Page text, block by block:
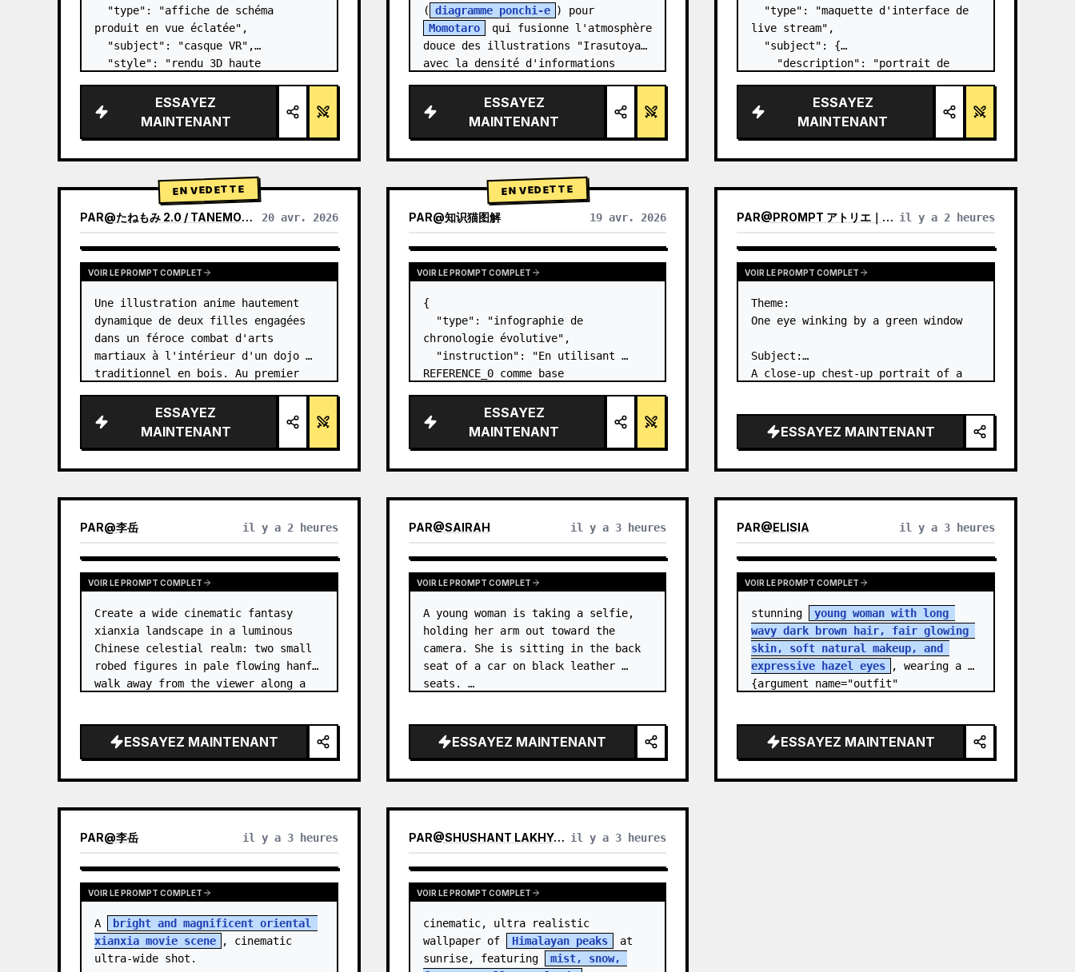
  "type": "affiche de schéma
produit en vue éclatée",
  "subject": "casque VR",
  "style": "rendu 3D haute
studio, accents lumineux",
  "background": "{argument
ESSAYEZ
MAINTENANT
( diagramme ponchi-e
) pour
Momotaro
qui fusionne l'atmosphère
douce des illustrations "Irasutoya"
avec la densité d'informations
ESSAYEZ
MAINTENANT
  "type": "maquette d'interface de
live stream",
  "subject": {
shirt noir avec un graphique
technique blanc",
ESSAYEZ
MAINTENANT
EN VEDETTE
PAR@たねもみ 2.0 / TANEMOMI VER2.0 20 avr. 2026
VOIR LE PROMPT COMPLET
Une illustration anime hautement
dynamique de deux filles engagées
dans un féroce combat d'arts
martiaux à l'intérieur d'un dojo
traditionnel en bois. Au premier
name="character 1 hair"
default="des cheveux noirs en
ESSAYEZ
MAINTENANT
EN VEDETTE
PAR@知识猫图解 19 avr. 2026
VOIR LE PROMPT COMPLET
{
  "type": "infographie de
chronologie évolutive",
  "instruction": "En utilisant
REFERENCE_0 comme base
vectoriel plat en une infographie
3D hautement réaliste. Remplacez
ESSAYEZ
MAINTENANT
PAR@PROMPT アトリエ｜AI画像プロンプト il y a 2 heures
VOIR LE PROMPT COMPLET
Theme:
One eye winking by a green window
Subject:
A close-up chest-up portrait of a
one hand and smiling with one eye
ESSAYEZ MAINTENANT
PAR@李岳 il y a 2 heures
VOIR LE PROMPT COMPLET
Create a wide cinematic fantasy
xianxia landscape in a luminous
Chinese celestial realm: two small
robed figures in pale flowing hanfu
walk away from the viewer along a
from a mirror-still l…
ESSAYEZ MAINTENANT
PAR@SAIRAH il y a 3 heures
VOIR LE PROMPT COMPLET
A young woman is taking a selfie,
holding her arm out toward the
camera. She is sitting in the back
seat of a car on black leather
seats. …
ESSAYEZ MAINTENANT
PAR@ELISIA il y a 3 heures
VOIR LE PROMPT COMPLET
stunning
young woman with long
wavy dark brown hair, fair glowing
skin, soft natural makeup, and
expressive hazel eyes
, wearing a
{argument name="outfit"
ESSAYEZ MAINTENANT
PAR@李岳 il y a 3 heures
VOIR LE PROMPT COMPLET
A
bright and magnificent oriental
xianxia movie scene
, cinematic
ultra-wide shot.
PAR@SHUSHANT LAKHYANI il y a 3 heures
VOIR LE PROMPT COMPLET
cinematic, ultra realistic
wallpaper of
Himalayan peaks
at
sunrise, featuring
mist, snow,